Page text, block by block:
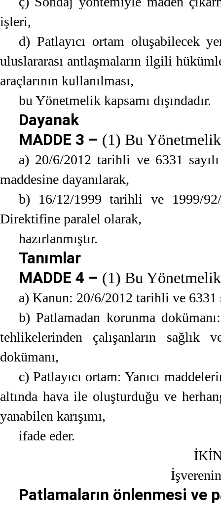
işleri,
d) Patlayıcı ortam oluşabilecek
uluslararası antlaşmaların ilgili
araçlarının kullanılması,
bu Yönetmelik kapsamı dışındadır.
Dayanak
MADDE 3 – (1) Bu
a) 20/6/2012 tarihli ve 6331
maddesine dayanılarak,
b) 16/12/1999 tarihli ve 1999/
Direktifine paralel olarak,
hazırlanmıştır.
Tanımlar
MADDE 4 – (1) Bu
a) Kanun: 20/6/2012 tarihli ve 6331
b) Patlamadan korunma
tehlikelerinden çalışanların sağlık
dokümanı,
c) Patlayıcı ortam: Yanıcı
altında hava ile oluşturduğu ve
yanabilen karışımı,
ifade eder.
Patlamaların önlenmesi ve